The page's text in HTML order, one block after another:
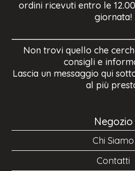
ordini ricevuti entro le
giornata!
Non trovi quello che
consigli e
Lascia un messaggio qui
al più
Negozio
Chi Siamo
Contatti